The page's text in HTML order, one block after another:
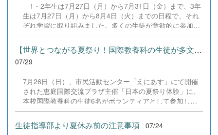
の全国大会出場にあたり、多大なるご支援・ご協力をいた
だきました企業の皆様、ならびに心温まるご寄付や温かい
ご声援を寄せてくださった地域の皆様方に、心より感謝申
し上げます。皆様からの温かいご支援が部員たちの大きな
励みとなり、全国の舞台で最高のパフォーマンスと演技を
届けることができました。今回の経験を糧に、さらに表現
力に磨きをかけ、今後も活動してまいります。引き続き、
本校演劇部への変わらぬご声援をよろしくお願いいたしま
す。 &nbsp;
1・2年生は7月27日（月）から7月31日（金）まで、3年
生は7月27日（月）から8月4日（火）までの日程で、それ
ぞれ学習に取り組みました。多くの生徒が意欲的に参加
し、これまでの学習内容の復習や発展的な内容、受験に向
けた学習などに真剣に取り組む姿が見られました。夏期講
習で身に付けた学習習慣や知識を、今後の学校生活や学習
に生かし、一人一人がさらなる成長につなげてくれること
【世界とつながる夏祭り！国際教養科の生徒が多文化共生ボランテ...
07/29
7月26日（日）、市民活動センター「えにあす」にて開催
された恵庭国際交流プラザ主催「日本の夏祭り体験」に、
本校国際教養科の生徒6名がボランティアとして参加しま
した！ 会場にはウクライナ、ネパール、アフガニスタンな
ど多国籍な参加者が集まり、ヨーヨー釣りや綿あめ、盆踊
りなどを満喫。浴衣姿でイベントを彩った1年生や、経験
生徒指導部より夏休み前の注意事項 07/24